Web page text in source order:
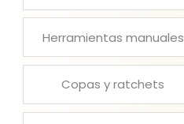
Herramientas manuales
Copas y ratchets